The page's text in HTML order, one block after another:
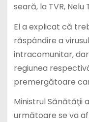
seară, la TVR, Nelu
El a explicat că
răspândire a
intracomunitar,
regiunea
premergătoare
Ministrul Sănătăţii
următoare se va